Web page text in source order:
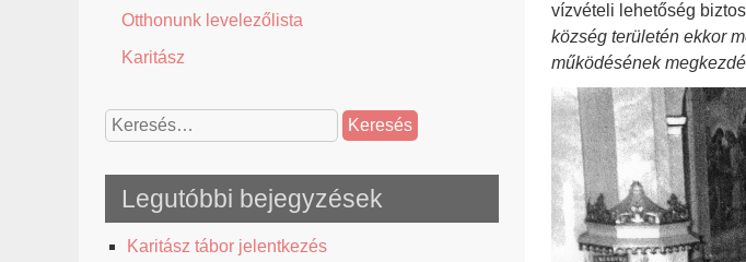
HD 1928. év
HD 1929. év
HD 1931. év
HD 1932. év
HD 1933. év
HD 1934. év
Otthonunk levelezőlista
Karitász
Keresés:
Legutóbbi bejegyzések
Karitász tábor jelentkezés
vízvételi lehetőség
község területén ekkor
működésének